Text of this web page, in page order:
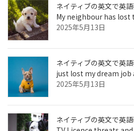
ネイティブの英文で英
My neighbour has lost
2025年5月13日
ネイティブの英文で英
just lost my dream
2025年5月13日
ネイティブの英文で英